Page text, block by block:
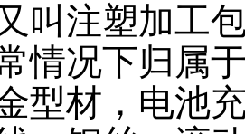
叫注塑加工
情况下归属
型材，电池